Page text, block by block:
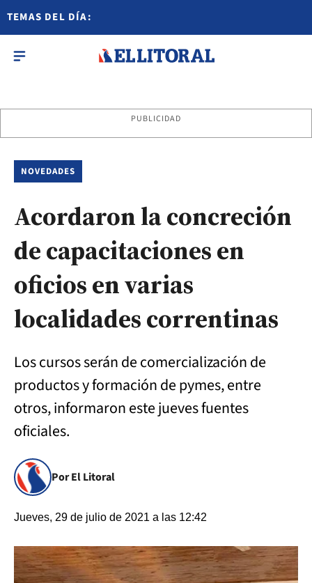
TEMAS DEL DÍA:
PUBLICIDAD
NOVEDADES
Acordaron la concreción
de capacitaciones en
oficios en varias
localidades correntinas
Los cursos serán de comercialización de
productos y formación de pymes, entre
otros, informaron este jueves fuentes
oficiales.
Por El Litoral
Jueves, 29 de julio de 2021 a las 12:42